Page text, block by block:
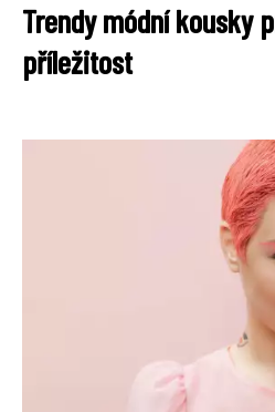
Trendy módní kousky
příležitost